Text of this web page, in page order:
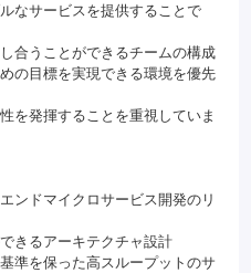
なサービスを提供することで
合うことができるチームの構成
の目標を実現できる環境を優先
を発揮することを重視していま
ンドマイクロサービス開発のリ
きるアーキテクチャ設計
準を保った高スループットのサ